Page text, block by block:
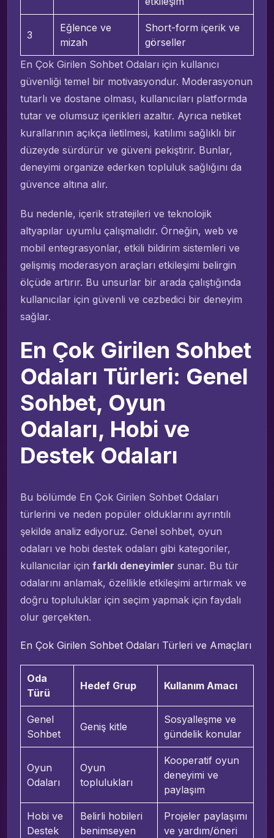
3
Eğlence ve
mizah
Short-form içerik ve
görseller
En Çok Girilen Sohbet Odaları için kullanıcı
güvenliği temel bir motivasyondur. Moderasyonun
tutarlı ve dostane olması, kullanıcıları platformda
tutar ve olumsuz içerikleri azaltır. Ayrıca netiket
kurallarının açıkça iletilmesi, katılımı sağlıklı bir
düzeyde sürdürür ve güveni pekiştirir. Bunlar,
deneyimi organize ederken topluluk sağlığını da
güvence altına alır.
Bu nedenle, içerik stratejileri ve teknolojik
altyapılar uyumlu çalışmalıdır. Örneğin, web ve
mobil entegrasyonlar, etkili bildirim sistemleri ve
gelişmiş moderasyon araçları etkileşimi belirgin
ölçüde artırır. Bu unsurlar bir arada çalıştığında
kullanıcılar için güvenli ve cezbedici bir deneyim
sağlar.
En Çok Girilen Sohbet
Odaları Türleri: Genel
Sohbet, Oyun
Odaları, Hobi ve
Destek Odaları
Bu bölümde En Çok Girilen Sohbet Odaları
türlerini ve neden popüler olduklarını ayrıntılı
şekilde analiz ediyoruz. Genel sohbet, oyun
odaları ve hobi destek odaları gibi kategoriler,
kullanıcılar için farklı deneyimler sunar. Bu tür
odalarını anlamak, özellikle etkileşimi artırmak ve
doğru topluluklar için seçim yapmak için faydalı
olur gerçekten.
En Çok Girilen Sohbet Odaları Türleri ve Amaçları
Oda
Türü
Hedef Grup Kullanım Amacı
Genel
Sohbet
Geniş kitle
Sosyalleşme ve
gündelik konular
Oyun
Odaları
Oyun
toplulukları
Kooperatif oyun
deneyimi ve
paylaşım
Hobi ve
Destek
Belirli hobileri
benimseyen
Projeler paylaşımı
ve yardım/öneri